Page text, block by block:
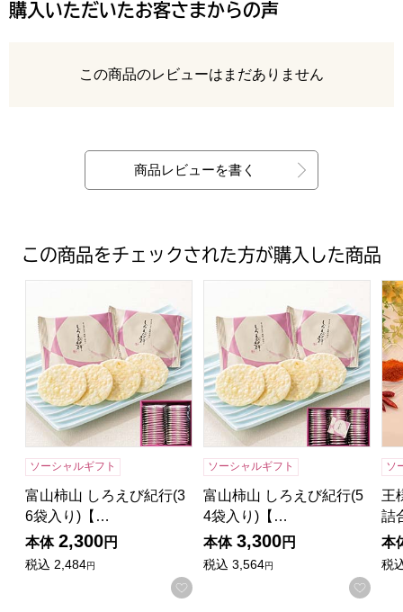
購入いただいたお客さまからの声
レビュー
この商品のレビューはまだありません
商品レビューを書く
この商品をチェックされた方が購入した商品
富山柿山 しろえび紀行(36袋入り)【年間ギフト】[SKB3]
ソーシャルギフト
富山柿山 しろえび紀行(3
6袋入り)【…
本体 2,300円
税込 2,484円
お気に入りに登録する
富山柿山 しろえび紀行(54袋
ソーシャルギフト
富山柿山 しろえび紀行(5
4袋入り)【…
本体 3,300円
税込 3,564円
お気
王
ソ
王
詰
本
税